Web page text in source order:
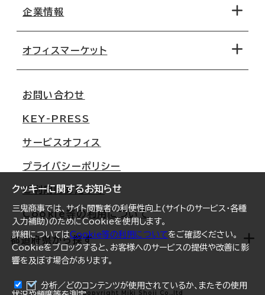
クッキーに関するお知らせ
三鬼商事では、サイト閲覧者の利便性向上(サイトのサービス・各種
入力補助)のためにCookieを使用します。
詳細についてはCookie等の利用についてをご確認ください。
Cookieをブロックすると、お客様へのサービスの提供や改善に影
響を及ぼす場合があります。
分析／どのコンテンツが使用されているか、またその使用
地図から探す
路線・駅から探す
移転コストシミュレーション
移転スケジュール
オフィス移転Q&A
企業情報
オフィスマーケット
大阪
名古屋
札幌
仙台
横浜
福岡
オフィスリポート
ログイン
お問い合わせ
KEY-PRESS
サービスオフィス
プライバシーポリシー
ご利用にあたって
Cookie等の利用について
都道府県から探す
北海道 Copyright Miki Shoji Co.,ltd